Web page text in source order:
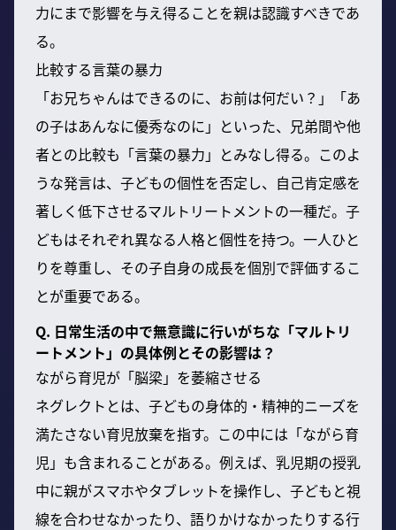
力にまで影響を与え得ることを親は認識すべきであ
る。
比較する言葉の暴力
「お兄ちゃんはできるのに、お前は何だい？」「あ
の子はあんなに優秀なのに」といった、兄弟間や他
者との比較も「言葉の暴力」とみなし得る。このよ
うな発言は、子どもの個性を否定し、自己肯定感を
著しく低下させるマルトリートメントの一種だ。子
どもはそれぞれ異なる人格と個性を持つ。一人ひと
りを尊重し、その子自身の成長を個別で評価するこ
とが重要である。
Q. 日常生活の中で無意識に行いがちな「マルトリ
ートメント」の具体例とその影響は？
ながら育児が「脳梁」を萎縮させる
ネグレクトとは、子どもの身体的・精神的ニーズを
満たさない育児放棄を指す。この中には「ながら育
児」も含まれることがある。例えば、乳児期の授乳
中に親がスマホやタブレットを操作し、子どもと視
線を合わせなかったり、語りかけなかったりする行